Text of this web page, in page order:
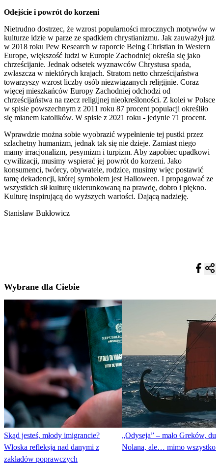
Odejście i powrót do korzeni
Nietrudno dostrzec, że wzrost popularności mrocznych motywów w
kulturze idzie w parze ze spadkiem chrystianizmu. Jak zauważył już
w 2018 roku Pew Research w raporcie Being Christian in Western
Europe, większość ludzi w Europie Zachodniej określa się jako
chrześcijanie. Jednak odsetek wyznawców Chrystusa spada,
zwłaszcza w niektórych krajach. Stratom netto chrześcijaństwa
towarzyszy wzrost liczby osób niezwiązanych religijnie. Coraz
więcej mieszkańców Europy Zachodniej odchodzi od
chrześcijaństwa na rzecz religijnej nieokreśloności. Z kolei w Polsce
w spisie powszechnym z 2011 roku 87 procent populacji określiło
się mianem katolików. W spisie z 2021 roku - jedynie 71 procent.
Wprawdzie można sobie wyobrazić wypełnienie tej pustki przez
szlachetny humanizm, jednak tak się nie dzieje. Zamiast niego
mamy irracjonalizm, pesymizm i turpizm. Aby zapobiec upadkowi
cywilizacji, musimy wspierać jej powrót do korzeni. Jako
konsumenci, twórcy, obywatele, rodzice, musimy więc postawić
tamę dekadencji, której symbolem jest Halloween. I propagować ze
wszystkich sił kulturę ukierunkowaną na prawdę, dobro i piękno.
Kulturę inspirującą do wyższych wartości. Dającą nadzieję.
Stanisław Bukłowicz
Wybrane dla Ciebie
Skąd jesteś, młody imigrancie?
Włoska refleksja nad danymi z
zakładów poprawczych
„Odyseja” – mało Greków,
Nolana, ale… mimo wszystko